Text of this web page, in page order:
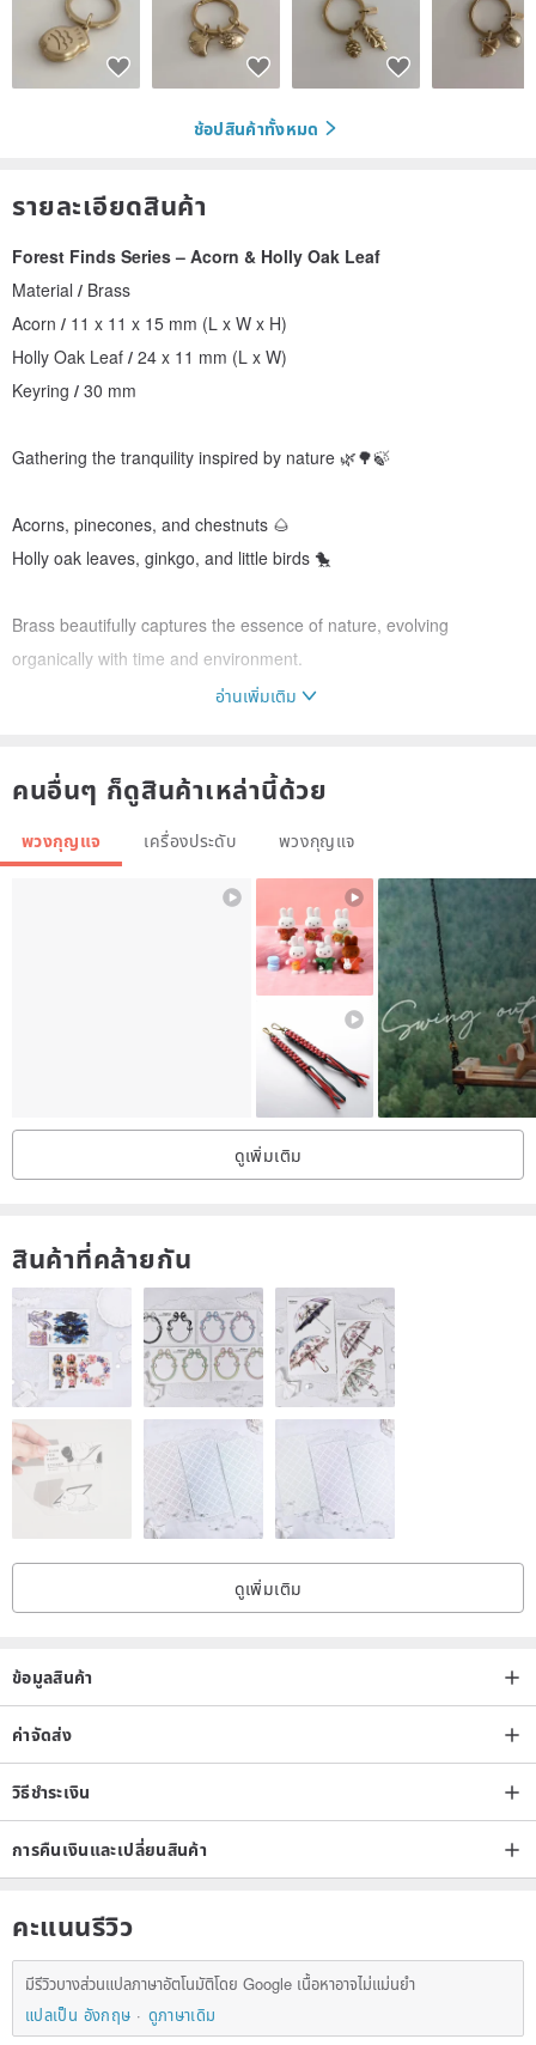
ช้อปสินค้าทั้งหมด
รายละเอียดสินค้า
Forest Finds Series – Acorn & Holly Oak Leaf
Material / Brass
Acorn / 11 x 11 x 15 mm (L x W x H)
Holly Oak Leaf / 24 x 11 mm (L x W)
Keyring / 30 mm
Gathering the tranquility inspired by nature 🌿🌳🍃
Acorns, pinecones, and chestnuts 🌰
Holly oak leaves, ginkgo, and little birds 🐤
Brass beautifully captures the essence of nature, evolving
organically with time and environment.
อ่านเพิ่มเติม
คนอื่นๆ ก็ดูสินค้าเหล่านี้ด้วย
พวงกุญแจ เครื่องประดับ พวงกุญแจ
ดูเพิ่มเติม
สินค้าที่คล้ายกัน
ดูเพิ่มเติม
ข้อมูลสินค้า
ค่าจัดส่ง
วิธีชำระเงิน
การคืนเงินและเปลี่ยนสินค้า
คะแนนรีวิว
มีรีวิวบางส่วนแปลภาษาอัตโนมัติโดย Google เนื้อหาอาจไม่แม่นยำ
แปลเป็น อังกฤษ
ดูภาษาเดิม